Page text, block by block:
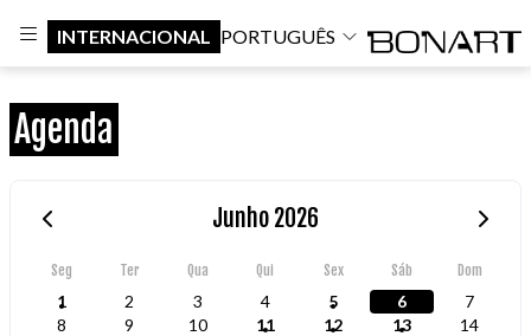
INTERNACIONAL PORTUGUÊS
Agenda
Junho 2026
Seg Ter Qua Qui Sex Sáb Dom
1 2 3 4 5 6
7
8
9 10 11 12 13
14